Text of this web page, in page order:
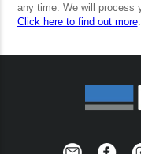
Newsletter